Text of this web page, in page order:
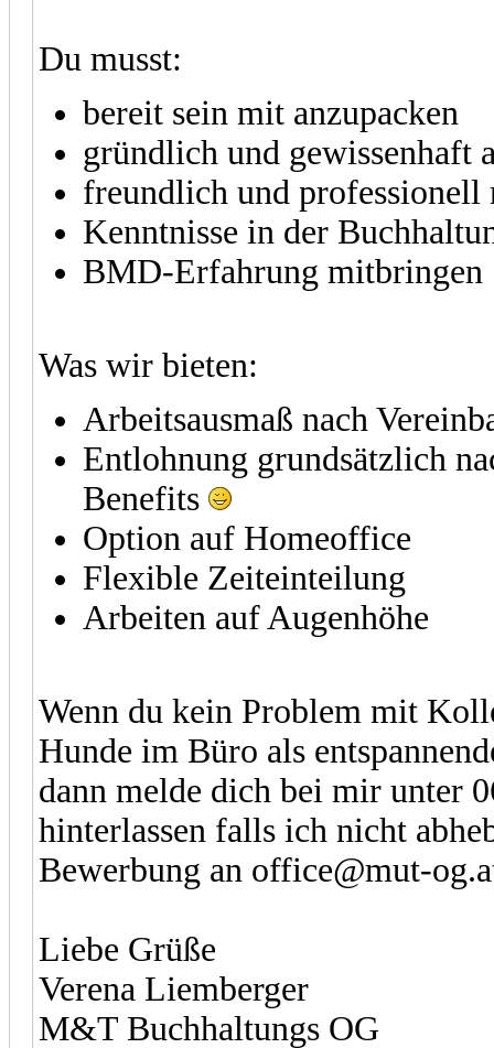
Du musst:
bereit sein mit anzupacken
gründlich und gewissenhaft
freundlich und professionell
Kenntnisse in der
BMD-Erfahrung mitbringen
Was wir bieten:
Arbeitsausmaß nach
Entlohnung grundsätzlich
Benefits
Option auf Homeoffice
Flexible Zeiteinteilung
Arbeiten auf Augenhöhe
Wenn du kein Problem mit
Hunde im Büro als
dann melde dich bei mir unter
hinterlassen falls ich nicht
Bewerbung an office@mut-
Liebe Grüße
Verena Liemberger
M&T Buchhaltungs OG